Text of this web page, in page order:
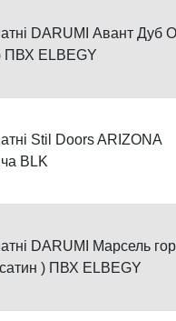
DARUMI Авант Дуб
ПВХ ELBEGY
Stil Doors ARIZONA
BLK
DARUMI Марсель
) ПВХ ELBEGY